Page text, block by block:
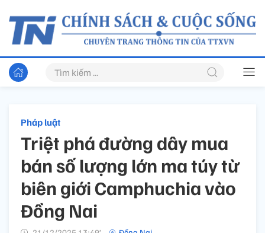
Pháp luật
Triệt phá đường dây mua
bán số lượng lớn ma túy từ
biên giới Camphuchia vào
Đồng Nai